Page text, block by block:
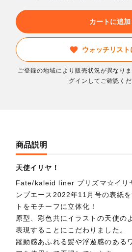
カートに追加
ウォッチリスト
ご登録の地域により販売状況が異なり
グインしてご確認くだ
商品説明
天使イリヤ！
Fate/kaleid liner プリズマ☆イリ
ンプエース2022年11月号の表紙
トをモチーフに立体化！
原型、彩色共にイラストの天使の
表現することにこだわりました。
躍動感あふれる髪や浮遊感のある